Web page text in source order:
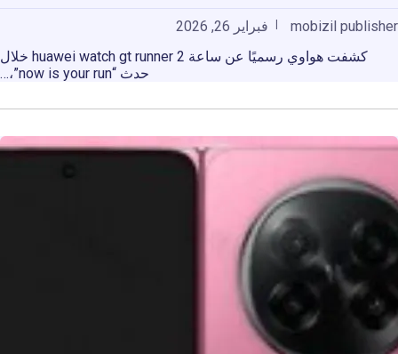
mobizil publisher
فبراير 26, 2026
كشفت هواوي رسميًا عن ساعة huawei watch gt runner 2 خلال
حدث “now is your run”،…